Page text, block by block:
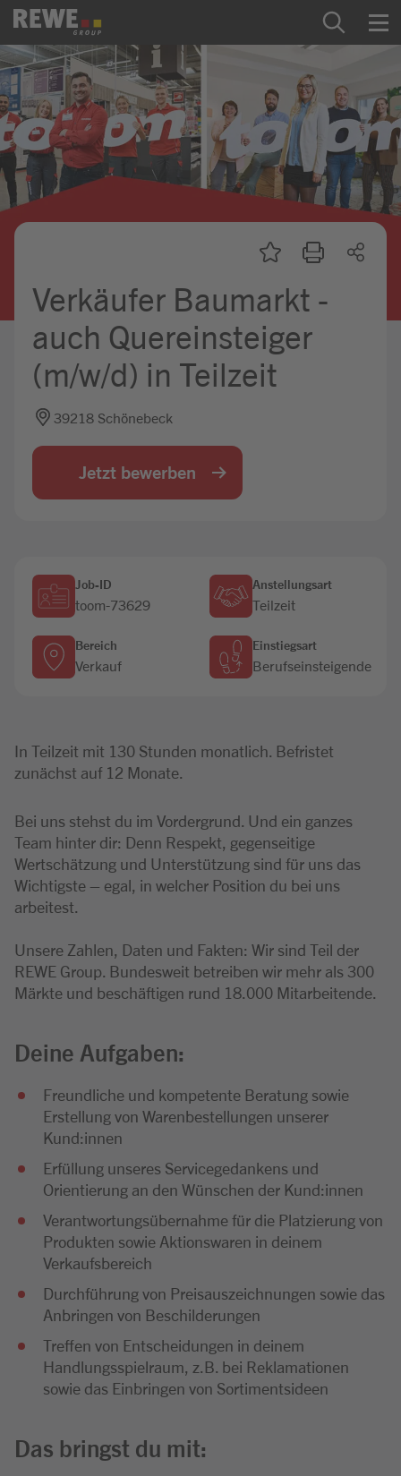
Zum Inhalt springen
Startseite
REWE Group als Arbeitgeber
Ausbildung & Studium
Praktikum & Werkstudium
Mein Kandidat:innenprofil
Jobbörse
Verkäufer Baumarkt -
auch Quereinsteiger
(m/w/d) in Teilzeit
39218 Schönebeck
Jetzt bewerben
Job-ID
toom-73629
Anstellungsart
Teilzeit
Bereich
Verkauf
Einstiegsart
Berufseinsteigende
In Teilzeit mit 130 Stunden monatlich. Befristet
zunächst auf 12 Monate.
Bei uns stehst du im Vordergrund. Und ein ganzes
Team hinter dir: Denn Respekt, gegenseitige
Wertschätzung und Unterstützung sind für uns das
Wichtigste – egal, in welcher Position du bei uns
arbeitest.
Unsere Zahlen, Daten und Fakten: Wir sind Teil der
REWE Group. Bundesweit betreiben wir mehr als 300
Märkte und beschäftigen rund 18.000 Mitarbeitende.
Deine Aufgaben:
Freundliche und kompetente Beratung sowie
Erstellung von Warenbestellungen unserer
Kund:innen
Erfüllung unseres Servicegedankens und
Orientierung an den Wünschen der Kund:innen
Verantwortungsübernahme für die Platzierung von
Produkten sowie Aktionswaren in deinem
Verkaufsbereich
Durchführung von Preisauszeichnungen sowie das
Anbringen von Beschilderungen
Treffen von Entscheidungen in deinem
Handlungsspielraum, z.B. bei Reklamationen
sowie das Einbringen von Sortimentsideen
Das bringst du mit: